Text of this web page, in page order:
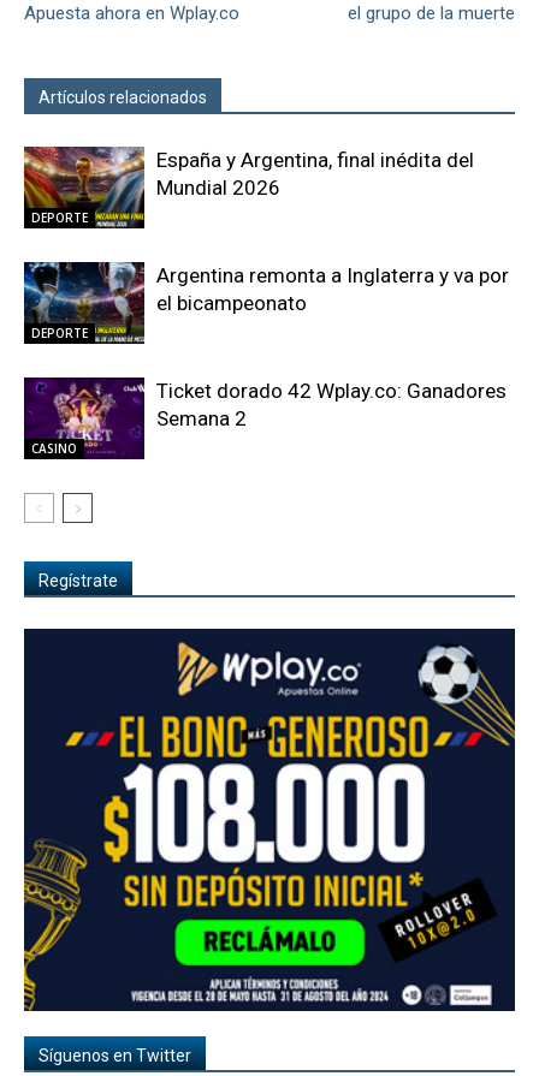
Apuesta ahora en Wplay.co
el grupo de la muerte
Artículos relacionados
DEPORTE
España y Argentina, final inédita del
Mundial 2026
DEPORTE
Argentina remonta a Inglaterra y va por
el bicampeonato
CASINO
Ticket dorado 42 Wplay.co: Ganadores
Semana 2
Regístrate
Síguenos en Twitter